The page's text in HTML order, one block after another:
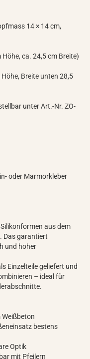
14 × 14 cm,
ca. 24,5 cm Breite)
Breite unten 28,5
unter Art.-Nr. ZO-
oder Marmorkleber
aus dem
Das garantiert
und hoher
Einzelteile geliefert und
– ideal für
bestens
Optik
mit Pfeilern